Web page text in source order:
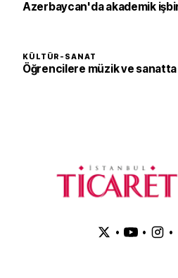
Azerbaycan'da akademik
KÜLTÜR-SANAT
Öğrencilere müzik ve sanatta
• • •